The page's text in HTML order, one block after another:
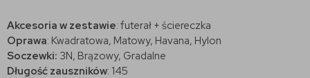
Akcesoria w zestawie: futerał + ściereczka
Oprawa: Kwadratowa, Matowy, Havana, Hylon
Soczewki: 3N, Brązowy, Gradalne
Długość zauszników: 145